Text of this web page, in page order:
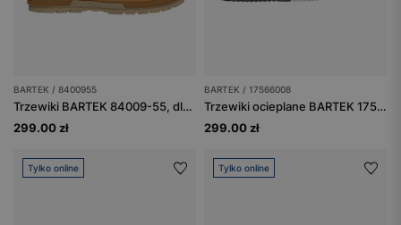
BARTEK / 8400955
Trzewiki BARTEK 84009-55, dla dziewcząt, różowe
299.00 zł
BARTEK / 17566008
Trzewiki ocieplane BARTEK 17566008, dla dziewcząt, granatowo-srebrny
299.00 zł
Tylko online Tylko online